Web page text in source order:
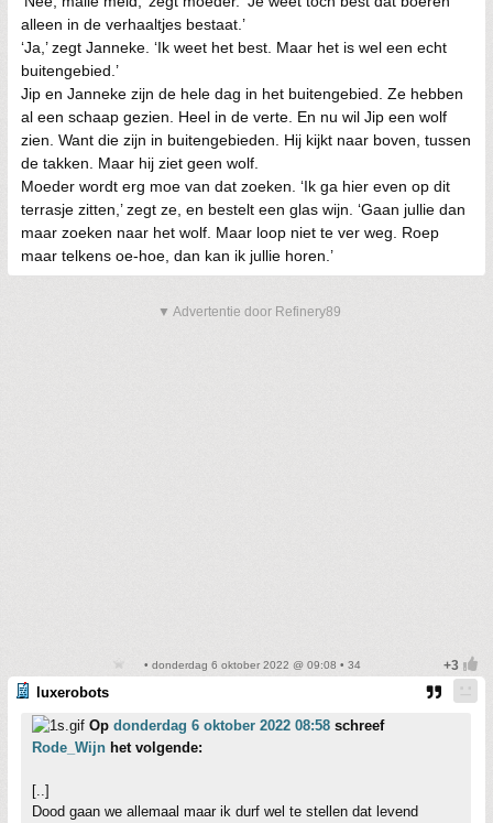
alleen in de verhaaltjes bestaat.’
‘Ja,’ zegt Janneke. ‘Ik weet het best. Maar het is wel een echt
buitengebied.’
Jip en Janneke zijn de hele dag in het buitengebied. Ze hebben
al een schaap gezien. Heel in de verte. En nu wil Jip een wolf
zien. Want die zijn in buitengebieden. Hij kijkt naar boven, tussen
de takken. Maar hij ziet geen wolf.
Moeder wordt erg moe van dat zoeken. ‘Ik ga hier even op dit
terrasje zitten,’ zegt ze, en bestelt een glas wijn. ‘Gaan jullie dan
maar zoeken naar het wolf. Maar loop niet te ver weg. Roep
maar telkens oe-hoe, dan kan ik jullie horen.’
▼ Advertentie door Refinery89
• donderdag 6 oktober 2022 @ 09:08 • 34
luxerobots
Op donderdag 6 oktober 2022 08:58 schreef
Rode_Wijn het volgende:
[..]
Dood gaan we allemaal maar ik durf wel te stellen dat levend